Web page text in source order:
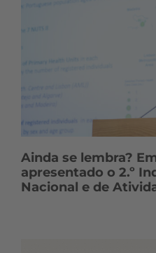
Ainda se lembra?
apresentado o 2.º
Nacional e de